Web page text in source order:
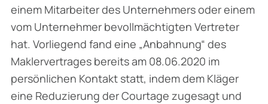
einem Mitarbeiter des Unternehmers oder einem
vom Unternehmer bevollmächtigten Vertreter
hat. Vorliegend fand eine „Anbahnung“ des
Maklervertrages bereits am 08.06.2020 im
persönlichen Kontakt statt, indem dem Kläger
eine Reduzierung der Courtage zugesagt und